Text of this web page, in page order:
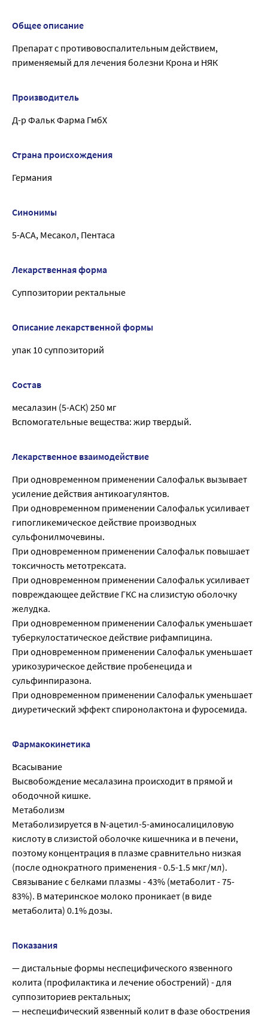
Общее описание
Препарат с противовоспалительным действием,
применяемый для лечения болезни Крона и НЯК
Производитель
Д-р Фальк Фарма ГмбХ
Страна происхождения
Германия
Синонимы
5-АСА, Месакол, Пентаса
Лекарственная форма
Суппозитории ректальные
Описание лекарственной формы
упак 10 суппозиторий
Состав
месалазин (5-АСК) 250 мг
Вспомогательные вещества: жир твердый.
Лекарственное взаимодействие
При одновременном применении Салофальк вызывает
усиление действия антикоагулянтов.
При одновременном применении Салофальк усиливает
гипогликемическое действие производных
сульфонилмочевины.
При одновременном применении Салофальк повышает
токсичность метотрексата.
При одновременном применении Салофальк усиливает
повреждающее действие ГКС на слизистую оболочку
желудка.
При одновременном применении Салофальк уменьшает
туберкулостатическое действие рифампицина.
При одновременном применении Салофальк уменьшает
урикозурическое действие пробенецида и
сульфинпиразона.
При одновременном применении Салофальк уменьшает
диуретический эффект спиронолактона и фуросемида.
Фармакокинетика
Всасывание
Высвобождение месалазина происходит в прямой и
ободочной кишке.
Метаболизм
Метаболизируется в N-ацетил-5-аминосалициловую
кислоту в слизистой оболочке кишечника и в печени,
поэтому концентрация в плазме сравнительно низкая
(после однократного применения - 0.5-1.5 мкг/мл).
Связывание с белками плазмы - 43% (метаболит - 75-
83%). В материнское молоко проникает (в виде
метаболита) 0.1% дозы.
Показания
— дистальные формы неспецифического язвенного
колита (профилактика и лечение обострений) - для
суппозиториев ректальных;
— неспецифический язвенный колит в фазе обострения